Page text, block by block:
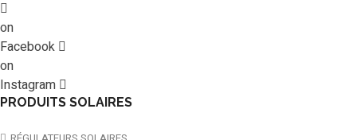
on
Facebook
on
Instagram
PRODUITS SOLAIRES